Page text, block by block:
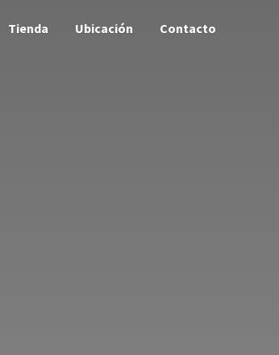
Tienda Ubicación Contacto